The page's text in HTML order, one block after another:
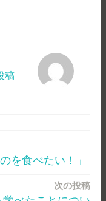
稿
を食べたい！」
次の投稿